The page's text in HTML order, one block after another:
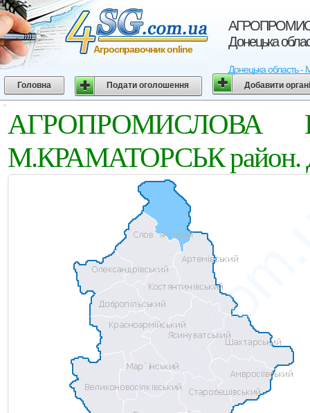
Донецька
Донецька область -
Агросправочник online
Головна Подати оголошення Добавити
АГРОПРОМИСЛОВА
М.КРАМАТОРСЬК район.